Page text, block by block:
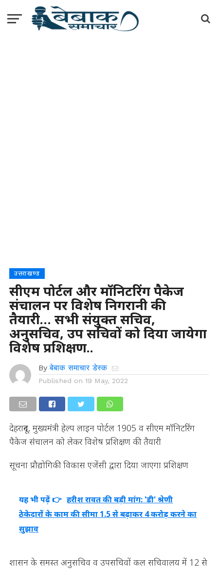
उत्तराखण्ड
सीएम पोर्टल और मॉनिटरिंग पैकेज
संचालन पर विशेष निगरानी की
तैयारी… सभी संयुक्त सचिव,
अनुसचिव, उप सचिवों को दिया जायेगा
विशेष प्रशिक्षण..
By बेबाक समाचार डेस्क
Published on 19 May, 2022
देहरादून, मुख्यमंत्री हेल्प लाइन पोर्टल 1905 व सीएम मॉनिटरिंग
पैकेज संचालन को लेकर विशेष प्रशिक्षण की तैयारी
सूचना प्रौद्योगिकी विकास एजेंसी द्वारा दिया जाएगा प्रशिक्षण
यह भी पढ़ें 👉 हरीश रावत की बड़ी मांग: 'डी' श्रेणी
ठेकेदारों के काम की सीमा 1.5 से बढ़ाकर 4 करोड़ करने का
सुझाव
शासन के समस्त अनुसचिव व उपसचिवों कल सचिवालय में 12 से